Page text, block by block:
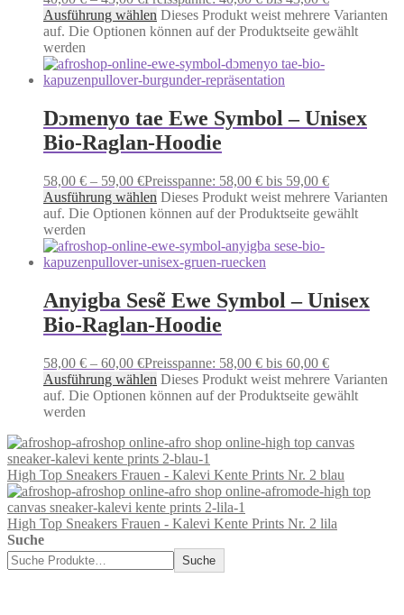
Ausführung wählen Dieses Produkt weist mehrere Varianten
auf. Die Optionen können auf der Produktseite gewählt
werden
Dɔmenyo tae Ewe Symbol – Unisex
Bio-Raglan-Hoodie
58,00 € – 59,00 €Preisspanne: 58,00 € bis 59,00 €
Ausführung wählen Dieses Produkt weist mehrere Varianten
auf. Die Optionen können auf der Produktseite gewählt
werden
Anyigba Sesẽ Ewe Symbol – Unisex
Bio-Raglan-Hoodie
58,00 € – 60,00 €Preisspanne: 58,00 € bis 60,00 €
Ausführung wählen Dieses Produkt weist mehrere Varianten
auf. Die Optionen können auf der Produktseite gewählt
werden
High Top Sneakers Frauen - Kalevi Kente Prints Nr. 2 blau
High Top Sneakers Frauen - Kalevi Kente Prints Nr. 2 lila
Suche
Suche